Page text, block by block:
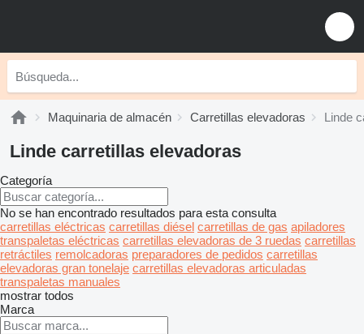
Maquinaria de almacén Carretillas elevadoras Linde
Linde carretillas elevadoras
Categoría
No se han encontrado resultados para esta consulta
carretillas eléctricas carretillas diésel carretillas de gas apiladores
transpaletas eléctricas carretillas elevadoras de 3 ruedas carretillas
retráctiles remolcadoras preparadores de pedidos carretillas
elevadoras gran tonelaje carretillas elevadoras articuladas
transpaletas manuales
mostrar todos
Marca